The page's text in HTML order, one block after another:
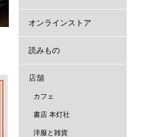
オンラインストア
読みもの
店舗
カフェ
書店 本灯社
洋服と雑貨